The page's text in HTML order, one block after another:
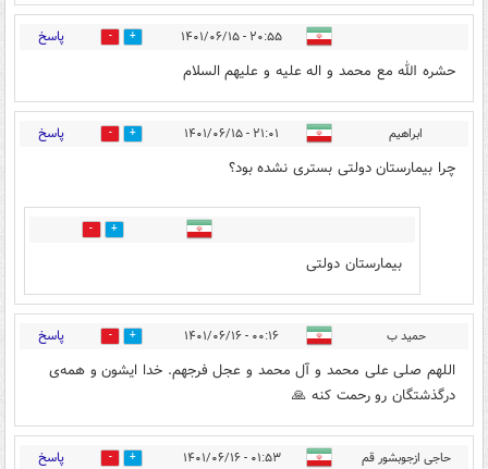
۲۰:۵۵ - ۱۴۰۱/۰۶/۱۵ 6 پاسخ
حشره الله مع محمد و اله علیه و علیهم السلام
ابراهیم ۲۱:۰۱ - ۱۴۰۱/۰۶/۱۵ 7 پاسخ
چرا بیمارستان دولتی بستری نشده بود؟
1
بیمارستان دولتی
حمید ب ۰۰:۱۶ - ۱۴۰۱/۰۶/۱۶ 2 پاسخ
اللهم صلی علی محمد و آل محمد و عجل فرجهم. خدا ایشون و همه‌ی
درگذشتگان رو رحمت کنه 🙏
حاجی ازجوبشور قم ۰۱:۵۳ - ۱۴۰۱/۰۶/۱۶ 0 پاسخ